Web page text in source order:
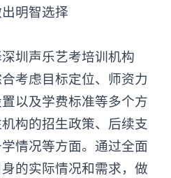
明智选择‌
深圳声乐艺考培训机构
考虑目标定位、师资力
以及学费标准等多个方
构的招生政策、后续支
情况等方面。通过全面